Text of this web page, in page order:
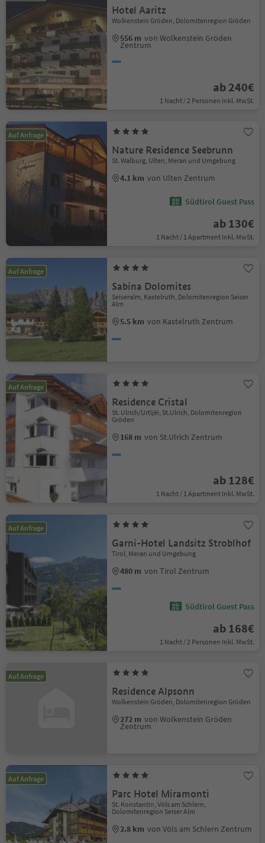
Hotel Aaritz
Wolkenstein Gröden, Dolomitenregion Gröden
556 m von Wolkenstein Gröden
Zentrum
ab 240€
1 Nacht / 2 Personen Inkl. MwSt.
Auf Anfrage
Nature Residence Seebrunn
St. Walburg, Ulten, Meran und Umgebung
4.1 km von Ulten Zentrum
Südtirol Guest Pass
ab 130€
1 Nacht / 1 Apartment Inkl. MwSt.
Auf Anfrage
Sabina Dolomites
Seiseralm, Kastelruth, Dolomitenregion Seiser
Alm
5.5 km von Kastelruth Zentrum
Auf Anfrage
Residence Cristal
St. Ulrich/Urtijëi, St.Ulrich, Dolomitenregion
Gröden
168 m von St.Ulrich Zentrum
ab 128€
1 Nacht / 1 Apartment Inkl. MwSt.
Auf Anfrage
Garni-Hotel Landsitz Stroblhof
Tirol, Meran und Umgebung
480 m von Tirol Zentrum
Südtirol Guest Pass
ab 168€
1 Nacht / 2 Personen Inkl. MwSt.
Auf Anfrage
Residence Alpsonn
Wolkenstein Gröden, Dolomitenregion Gröden
272 m von Wolkenstein Gröden
Zentrum
Auf Anfrage
Parc Hotel Miramonti
St. Konstantin, Völs am Schlern,
Dolomitenregion Seiser Alm
2.8 km von Völs am Schlern Zentrum